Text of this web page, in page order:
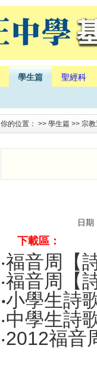
學生篇 聖經科
你的位置： >> 學生篇 >> 宗
日期
下載區：
‧福音周【
‧福音周【
‧小學生詩
‧中學生詩
‧2012福音